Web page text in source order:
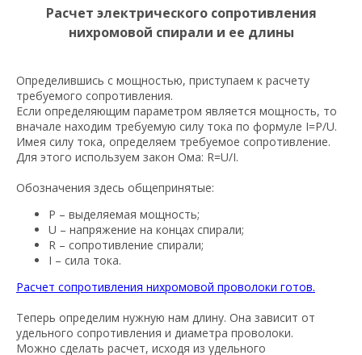
Расчет электрического сопротивления
нихромовой спирали и ее длины
Определившись с мощностью, приступаем к расчету
требуемого сопротивления.
Если определяющим параметром является мощность, то
вначале находим требуемую силу тока по формуле I=P/U.
Имея силу тока, определяем требуемое сопротивление.
Для этого используем закон Ома: R=U/I.
Обозначения здесь общепринятые:
P – выделяемая мощность;
U – напряжение на концах спирали;
R – сопротивление спирали;
I – сила тока.
Расчет сопротивления нихромовой проволоки готов.
Теперь определим нужную нам длину. Она зависит от
удельного сопротивления и диаметра проволоки.
Можно сделать расчет, исходя из удельного